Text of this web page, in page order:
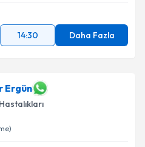
14:30 Daha Fazla
Ergün